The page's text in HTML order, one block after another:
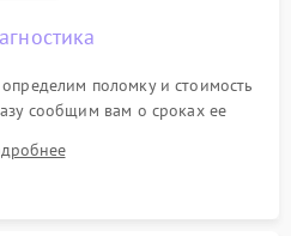
поломку и стоимость
сообщим вам о сроках ее